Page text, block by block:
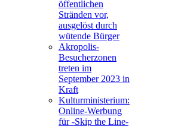
öffentlichen
Stränden vor,
ausgelöst durch
wütende Bürger
Akropolis-
Besucherzonen
treten im
September 2023 in
Kraft
Kulturministerium:
Online-Werbung
für -Skip the Line-